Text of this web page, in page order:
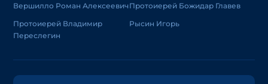
Вершилло Роман Алексеевич
Протоиерей Владимир
Переслегин
Протоиерей Божидар Главев
Рысин Игорь